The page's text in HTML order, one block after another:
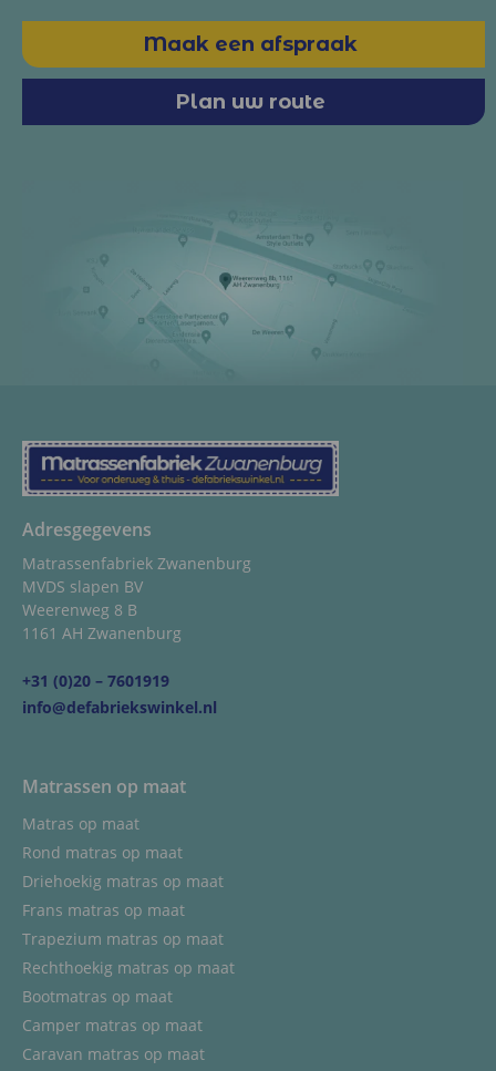
Maak een afspraak
Plan uw route
Adresgegevens
Matrassenfabriek Zwanenburg
MVDS slapen BV
Weerenweg 8 B
1161 AH Zwanenburg
+31 (0)20 – 7601919
info@defabriekswinkel.nl
Matrassen op maat
Matras op maat
Rond matras op maat
Driehoekig matras op maat
Frans matras op maat
Trapezium matras op maat
Rechthoekig matras op maat
Bootmatras op maat
Camper matras op maat
Caravan matras op maat